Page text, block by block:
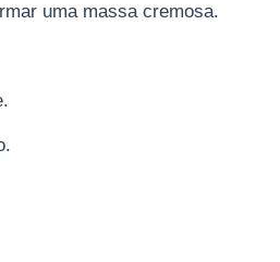
uma massa cremosa.